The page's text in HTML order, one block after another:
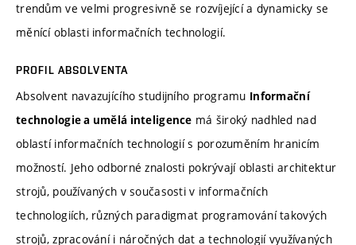
trendům ve velmi progresivně se rozvíjející a dynamicky se
měnící oblasti informačních technologií.
PROFIL ABSOLVENTA
Absolvent navazujícího studijního programu Informační
technologie a umělá inteligence má široký nadhled nad
oblastí informačních technologií s porozuměním hranicím
možností. Jeho odborné znalosti pokrývají oblasti architektur
strojů, používaných v současosti v informačních
technologiích, různých paradigmat programování takových
strojů, zpracování i náročných dat a technologií využívaných